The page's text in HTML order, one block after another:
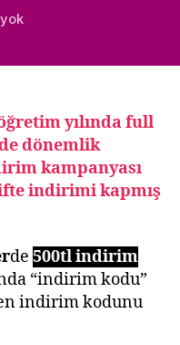
Kunduz
yılında full
dönemlik
kampanyası
indirimi kapmış
de 500tl indirim
“indirim kodu”
indirim kodunu